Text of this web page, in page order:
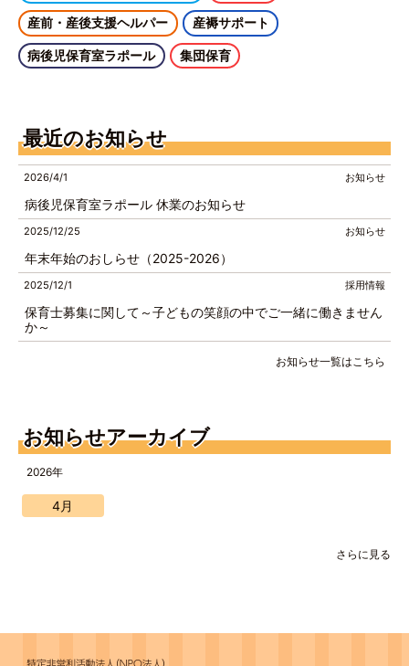
産前・産後支援ヘルパー 産褥サポート
病後児保育室ラポール 集団保育
最近のお知らせ
2026/4/1 お知らせ
病後児保育室ラポール 休業のお知らせ
2025/12/25 お知らせ
年末年始のおしらせ（2025-2026）
2025/12/1 採用情報
保育士募集に関して～子どもの笑顔の中でご一緒に働きません
か～
お知らせ一覧はこちら
お知らせアーカイブ
2026年
4月
さらに見る